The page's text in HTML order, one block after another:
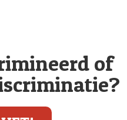
of